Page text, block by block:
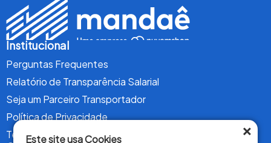
Institucional
Perguntas Frequentes
Relatório de Transparência Salarial
Seja um Parceiro Transportador
Política de Privacidade
Termos de Uso
×
Este site usa Cookies